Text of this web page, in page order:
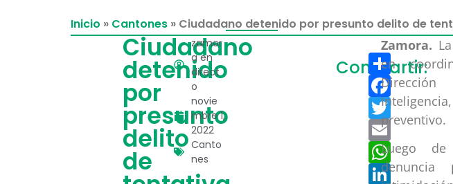
Inicio » Cantones » Ciudadano detenido por presunto delito de
Ciudadano
detenido
por
presunto
delito
de
zamor
a en
direct
o
novie
mbre 1,
2022
Canto
nes
Compartir:
Compartir
Facebook
Twitter
Email
WhatsApp
LinkedIn
Zamora.
en
preventivo.
Luego